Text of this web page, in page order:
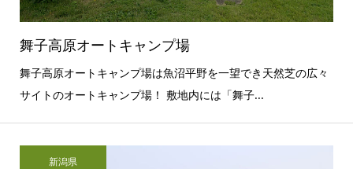
舞子高原オートキャンプ場
舞子高原オートキャンプ場は魚沼平野を一望でき天然芝の広々
サイトのオートキャンプ場！ 敷地内には「舞子...
新潟県